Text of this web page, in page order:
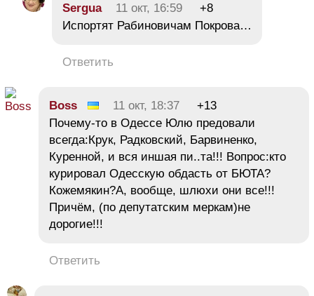
Sergua 11 окт, 16:59
+8
Испортят Рабиновичам Покрова…
Ответить
Boss 11 окт, 18:37
+13
Почему-то в Одессе Юлю предовали
всегда:Крук, Радковский, Барвиненко,
Куренной, и вся иншая пи..та!!! Вопрос:кто
курировал Одесскую обдасть от БЮТА?
Кожемякин?А, вообще, шлюхи они все!!!
Причём, (по депутатским меркам)не
дорогие!!!
Ответить